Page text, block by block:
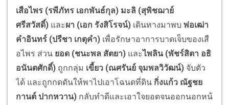
เสือไพร (รพีภัทร เอกพันธ์กุล) มะลิ (สุพิชฌาย์
ศรีสวัสดิ์) และผา (เอก รังสิโรจน์) เดินทางมาพบ พ่อเฒ่า
คำอินทร์ (ปรีชา เกตุคำ) เพื่อรักษาอาการบาดเจ็บของเสื
อไพร ส่วน ยอด (ชนะพล สัตยา) และไพลิน (พัชร์สิตา อธิ
อนันตศักดิ์) ถูกกลุ่ม เขี้ยว (ณศรันย์ จุมพลวิวัฒน์) จับตัว
ได้ และถูกกดดันให้พาไปเอาโฉนดที่ดิน กิ่งแก้ว ณัฐชย
กานต์ ปากหวาน) กลับทำดีและเอาใจยอดจนออกนอกหน้